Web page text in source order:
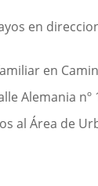
en
en
Alemania nº
al Área de